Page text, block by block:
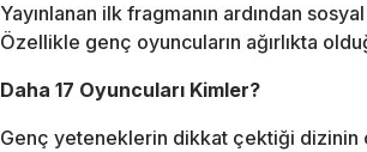
Yayınlanan ilk fragmanın ardından
Özellikle genç oyuncuların ağırlıkta
Daha 17 Oyuncuları Kimler?
Genç yeteneklerin dikkat çektiği dizinin